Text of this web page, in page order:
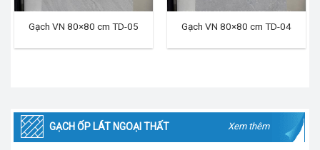
Gạch VN 80×80 cm TD-05 Gạch VN 80×80 cm TD-04
GẠCH ỐP LÁT NGOẠI THẤT Xem thêm